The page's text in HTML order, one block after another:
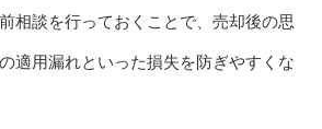
相談を行っておくことで、売却後の思
適用漏れといった損失を防ぎやすくな